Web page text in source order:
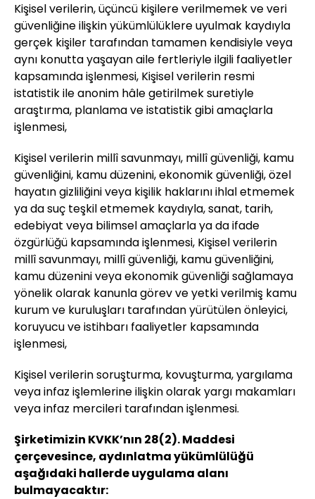
Kişisel verilerin, üçüncü kişilere verilmemek ve veri
güvenliğine ilişkin yükümlülüklere uyulmak kaydıyla
gerçek kişiler tarafından tamamen kendisiyle veya
aynı konutta yaşayan aile fertleriyle ilgili faaliyetler
kapsamında işlenmesi, Kişisel verilerin resmi
istatistik ile anonim hâle getirilmek suretiyle
araştırma, planlama ve istatistik gibi amaçlarla
işlenmesi,
Kişisel verilerin millî savunmayı, millî güvenliği, kamu
güvenliğini, kamu düzenini, ekonomik güvenliği, özel
hayatın gizliliğini veya kişilik haklarını ihlal etmemek
ya da suç teşkil etmemek kaydıyla, sanat, tarih,
edebiyat veya bilimsel amaçlarla ya da ifade
özgürlüğü kapsamında işlenmesi, Kişisel verilerin
millî savunmayı, millî güvenliği, kamu güvenliğini,
kamu düzenini veya ekonomik güvenliği sağlamaya
yönelik olarak kanunla görev ve yetki verilmiş kamu
kurum ve kuruluşları tarafından yürütülen önleyici,
koruyucu ve istihbarı faaliyetler kapsamında
işlenmesi,
Kişisel verilerin soruşturma, kovuşturma, yargılama
veya infaz işlemlerine ilişkin olarak yargı makamları
veya infaz mercileri tarafından işlenmesi.
Şirketimizin KVKK’nın 28(2). Maddesi
çerçevesince, aydınlatma yükümlülüğü
aşağıdaki hallerde uygulama alanı
bulmayacaktır: